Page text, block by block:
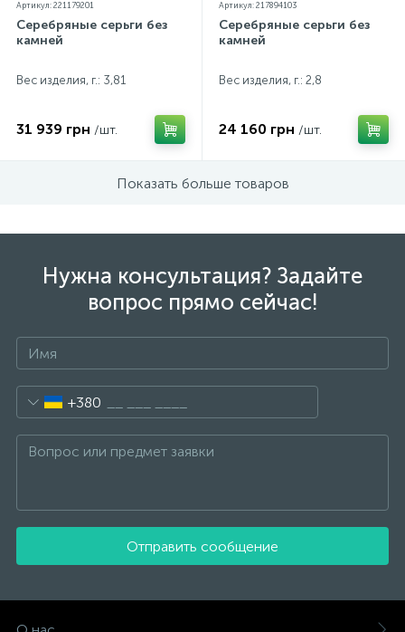
Артикул: 221179201
Серебряные серьги без
камней
Вес изделия, г.: 3,81
31 939 грн /шт.
Артикул: 217894103
Серебряные серьги без
камней
Вес изделия, г.: 2,8
24 160 грн /шт.
Показать больше товаров
Нужна консультация? Задайте
вопрос прямо сейчас!
+380
Отправить сообщение